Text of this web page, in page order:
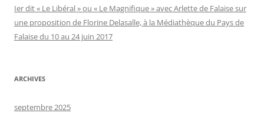
Ier dit « Le Libéral » ou « Le Magnifique » avec Arlette de Falaise sur
une proposition de Florine Delasalle, à la Médiathèque du Pays de
Falaise du 10 au 24 juin 2017
ARCHIVES
septembre 2025